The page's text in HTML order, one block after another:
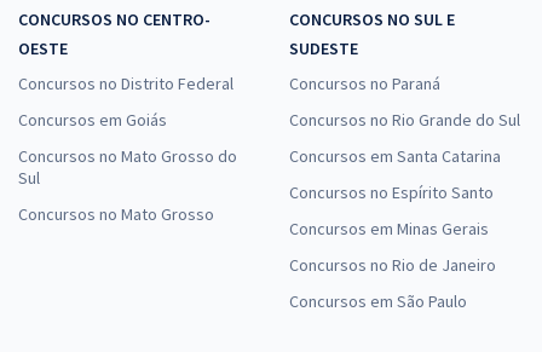
CONCURSOS NO CENTRO-
OESTE
Concursos no Distrito Federal
Concursos em Goiás
Concursos no Mato Grosso do
Sul
Concursos no Mato Grosso
CONCURSOS NO SUL E
SUDESTE
Concursos no Paraná
Concursos no Rio Grande do Sul
Concursos em Santa Catarina
Concursos no Espírito Santo
Concursos em Minas Gerais
Concursos no Rio de Janeiro
Concursos em São Paulo